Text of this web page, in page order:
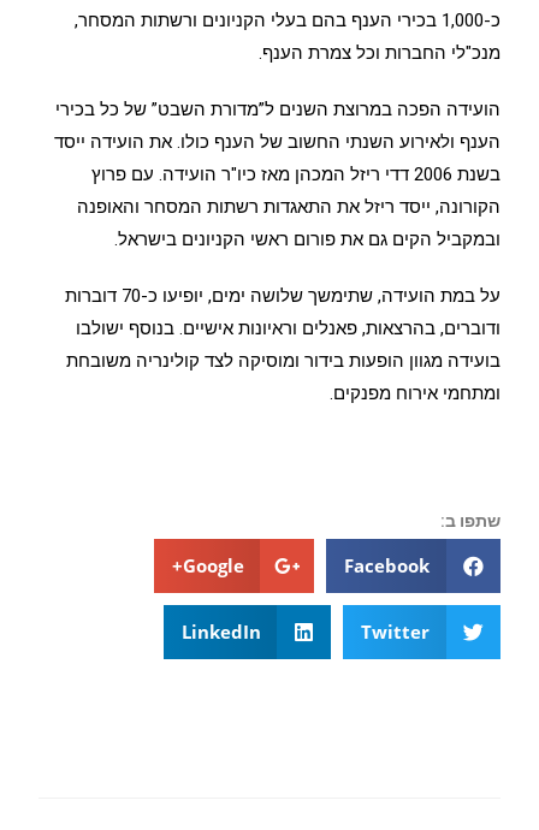
כ-1,000 בכירי הענף בהם בעלי הקניונים ורשתות המסחר,
מנכ"לי החברות וכל צמרת הענף.
הועידה הפכה במרוצת השנים ל”מדורת השבט” של כל בכירי
הענף ולאירוע השנתי החשוב של הענף כולו. את הועידה ייסד
בשנת 2006 דדי ריזל המכהן מאז כיו"ר הועידה. עם פרוץ
הקורונה, ייסד ריזל את התאגדות רשתות המסחר והאופנה
ובמקביל הקים גם את פורום ראשי הקניונים בישראל.
על במת הועידה, שתימשך שלושה ימים, יופיעו כ-70 דוברות
ודוברים, בהרצאות, פאנלים וראיונות אישיים. בנוסף ישולבו
בועידה מגוון הופעות בידור ומוסיקה לצד קולינריה משובחת
ומתחמי אירוח מפנקים.
שתפו ב:
Facebook
Google+
Twitter
LinkedIn